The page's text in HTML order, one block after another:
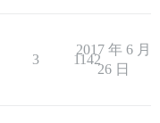
3 1142
2017 年 6 月
26 日